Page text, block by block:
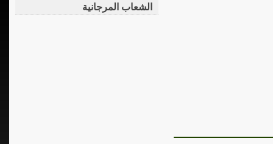
الشعاب المرجانية